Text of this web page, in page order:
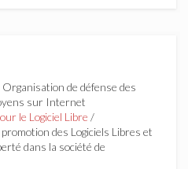
de défense des
sur Internet
le Logiciel Libre /
des Logiciels Libres et
dans la société de